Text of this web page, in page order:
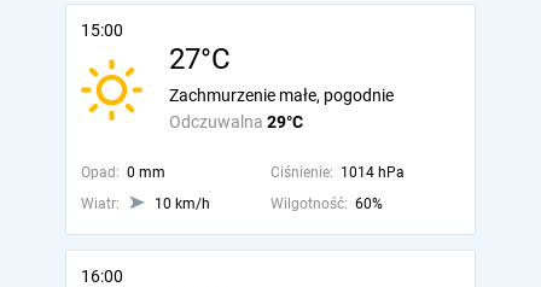
15:00
27°C
Odczuwalna 29°C
Zachmurzenie małe, pogodnie
Opad: 0 mm Ciśnienie: 1014 hPa
Wiatr:
10 km/h Wilgotność: 60%
16:00